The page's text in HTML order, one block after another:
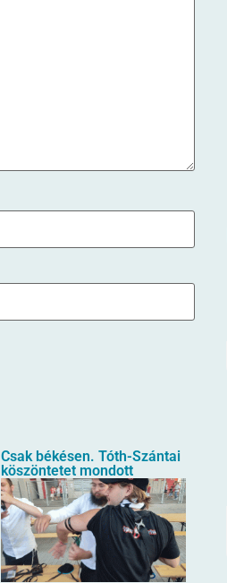
Csak békésen. Tóth-Szántai
köszöntetet mondott